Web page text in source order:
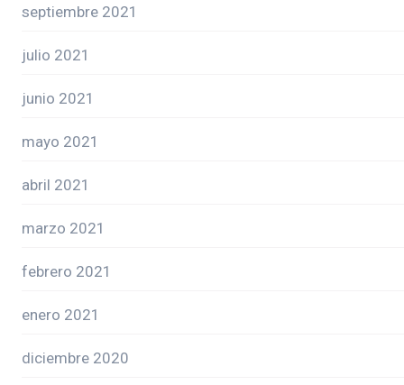
septiembre 2021
julio 2021
junio 2021
mayo 2021
abril 2021
marzo 2021
febrero 2021
enero 2021
diciembre 2020